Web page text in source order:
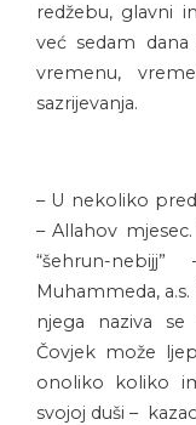
redžebu, glavni
već sedam
vremenu,
sazrijevanja.
– U nekoliko
– Allahov
“šehrun-
Muhammeda,
njega naziva se
Čovjek može
onoliko koliko
svojoj duši –